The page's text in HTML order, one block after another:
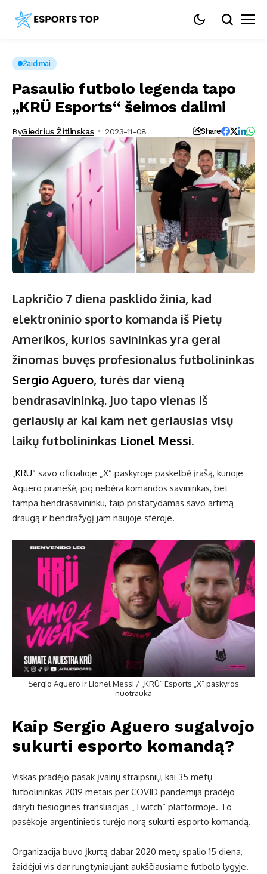
Žaidimai
Pasaulio futbolo legenda tapo
„KRÜ Esports“ šeimos dalimi
ByGiedrius Žitlinskas 2023-11-08 Share
Lapkričio 7 diena pasklido žinia, kad
elektroninio sporto komanda iš Pietų
Amerikos, kurios savininkas yra gerai
žinomas buvęs profesionalus futbolininkas
Sergio Aguero, turės dar vieną
bendrasavininką. Juo tapo vienas iš
geriausių ar kai kam net geriausias visų
laikų futbolininkas Lionel Messi.
„KRÜ“ savo oficialioje „X“ paskyroje paskelbė įrašą, kurioje
Aguero pranešė, jog nebėra komandos savininkas, bet
tampa bendrasavininku, taip pristatydamas savo artimą
draugą ir bendražygį jam naujoje sferoje.
Sergio Aguero ir Lionel Messi / „KRÜ“ Esports „X“ paskyros
nuotrauka
Kaip Sergio Aguero sugalvojo
sukurti esporto komandą?
Viskas pradėjo pasak įvairių straipsnių, kai 35 metų
futbolininkas 2019 metais per COVID pandemija pradėjo
daryti tiesiogines transliacijas „Twitch“ platformoje. To
pasėkoje argentinietis turėjo norą sukurti esporto komandą.
Organizacija buvo įkurtą dabar 2020 metų spalio 15 diena,
žaidėjui vis dar rungtyniaujant aukščiausiame futbolo lygyje.